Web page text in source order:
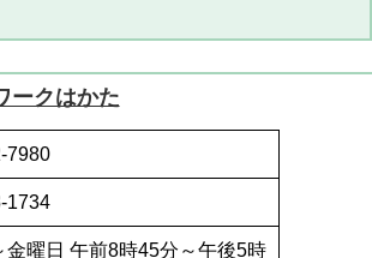
ークはかた
7980
1734
金曜日 午前8時45分～午後5時